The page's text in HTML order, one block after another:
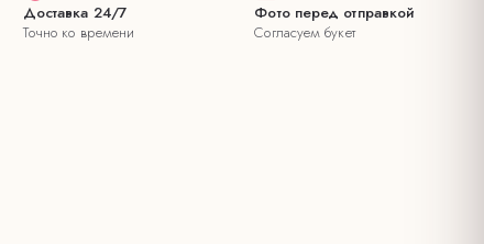
Доставка 24/7
Точно ко времени
Фото перед отправкой
Согласуем букет